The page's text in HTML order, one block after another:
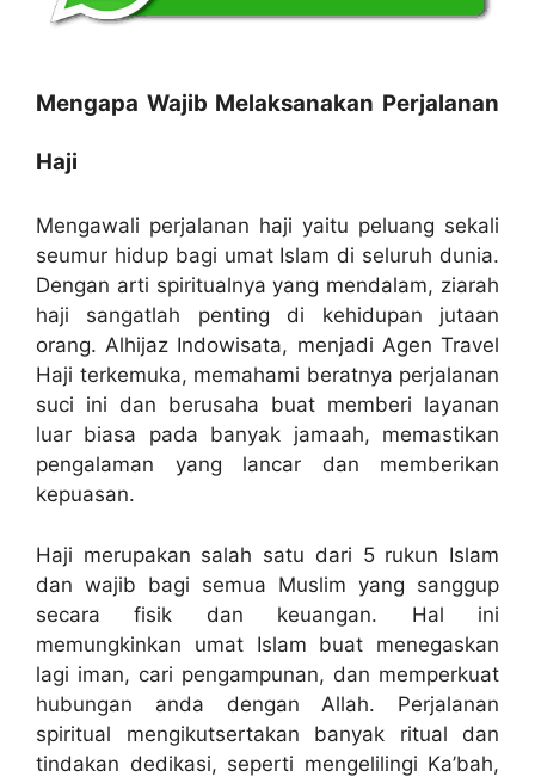
Mengapa Wajib Melaksanakan Perjalanan
Haji
Mengawali perjalanan haji yaitu peluang sekali
seumur hidup bagi umat Islam di seluruh dunia.
Dengan arti spiritualnya yang mendalam, ziarah
haji sangatlah penting di kehidupan jutaan
orang. Alhijaz Indowisata, menjadi Agen Travel
Haji terkemuka, memahami beratnya perjalanan
suci ini dan berusaha buat memberi layanan
luar biasa pada banyak jamaah, memastikan
pengalaman yang lancar dan memberikan
kepuasan.
Haji merupakan salah satu dari 5 rukun Islam
dan wajib bagi semua Muslim yang sanggup
secara fisik dan keuangan. Hal ini
memungkinkan umat Islam buat menegaskan
lagi iman, cari pengampunan, dan memperkuat
hubungan anda dengan Allah. Perjalanan
spiritual mengikutsertakan banyak ritual dan
tindakan dedikasi, seperti mengelilingi Ka’bah,